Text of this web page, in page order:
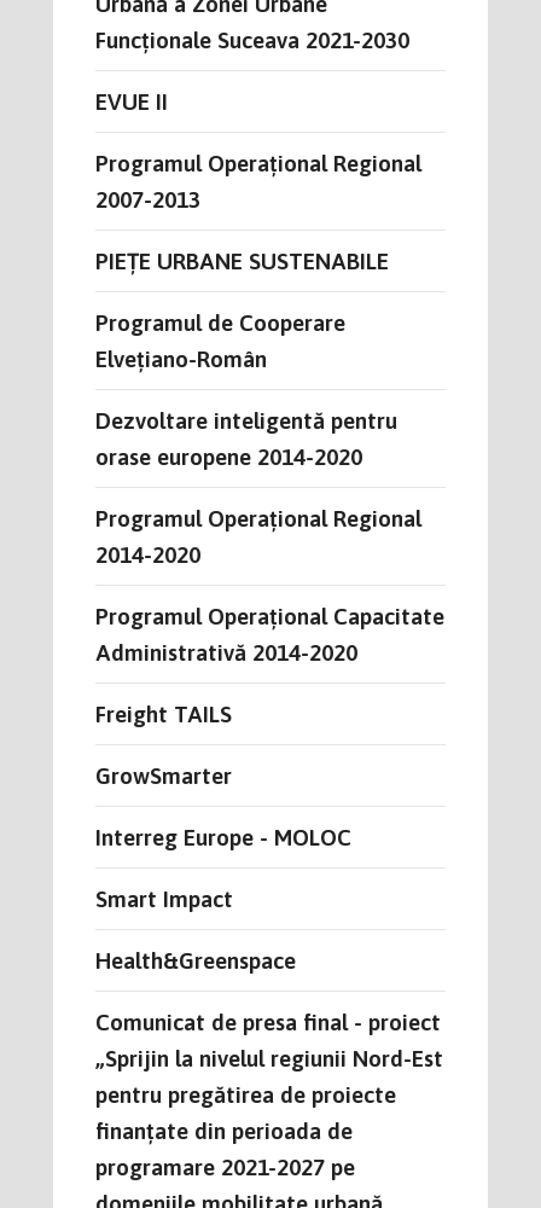
Funcționale Suceava 2021-2030
EVUE II
Programul Operațional Regional
2007-2013
PIEȚE URBANE SUSTENABILE
Programul de Cooperare
Elvețiano-Român
Dezvoltare inteligentă pentru
orase europene 2014-2020
Programul Operațional Regional
2014-2020
Programul Operațional Capacitate
Administrativă 2014-2020
Freight TAILS
GrowSmarter
Interreg Europe - MOLOC
Smart Impact
Health&Greenspace
Comunicat de presa final - proiect
„Sprijin la nivelul regiunii Nord-Est
pentru pregătirea de proiecte
finanțate din perioada de
programare 2021-2027 pe
domeniile mobilitate urbană,